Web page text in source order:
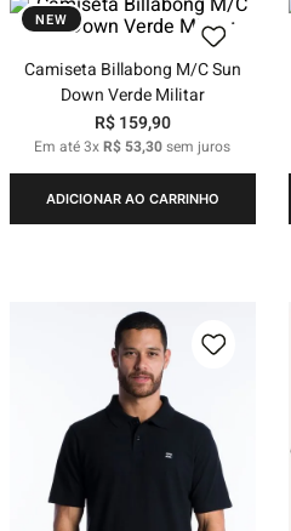
NEW
Camiseta Billabong M/C Sun
Down Verde Militar
R$ 159,90
Em até3xR$ 53,30sem juros
ADICIONAR AO CARRINHO